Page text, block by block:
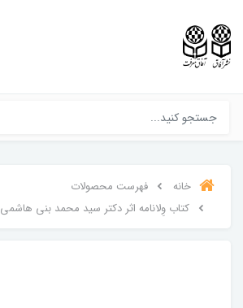
خانه
فهرست محصولات
کتاب وِلانامه اثر دکتر سید محمد بنی هاشمی